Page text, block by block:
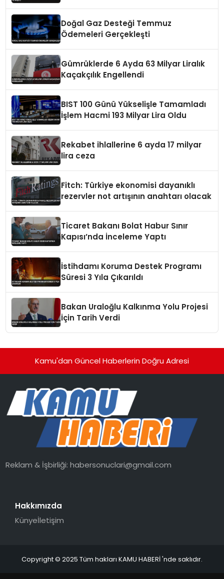
Doğal Gaz Desteği Temmuz
Ödemeleri Gerçekleşti
Gümrüklerde 6 Ayda 63 Milyar Liralık
Kaçakçılık Engellendi
BIST 100 Günü Yükselişle Tamamladı
İşlem Hacmi 193 Milyar Lira Oldu
Rekabet ihlallerine 6 ayda 17 milyar
lira ceza
Fitch: Türkiye ekonomisi dayanıklı
rezervler not artışının anahtarı olacak
Ticaret Bakanı Bolat Habur Sınır
Kapısı’nda İnceleme Yaptı
İstihdamı Koruma Destek Programı
Süresi 3 Yıla Çıkarıldı
Bakan Uraloğlu Kalkınma Yolu Projesi
İçin Tarih Verdi
Kamu'dan Güncel Haberlerin Doğru Adresi
Reklam & İşbirliği:habersonuclari@gmail.com
Hakkımızda
Künyeİletişim
Copyright © 2025 Tüm hakları KAMU HABERİ 'nde saklıdır.